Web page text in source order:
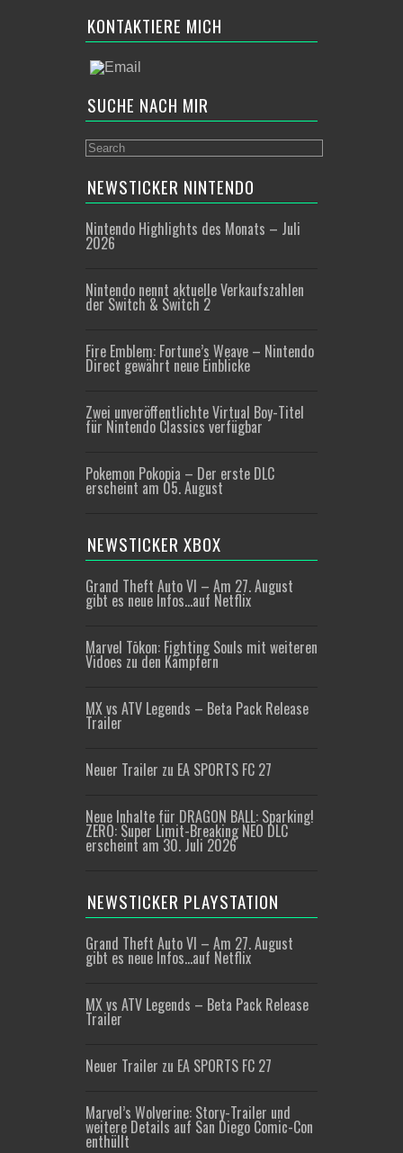
KONTAKTIERE MICH
SUCHE NACH MIR
NEWSTICKER NINTENDO
Nintendo Highlights des Monats – Juli
2026
Nintendo nennt aktuelle Verkaufszahlen
der Switch & Switch 2
Fire Emblem: Fortune’s Weave – Nintendo
Direct gewährt neue Einblicke
Zwei unveröffentlichte Virtual Boy-Titel
für Nintendo Classics verfügbar
Pokemon Pokopia – Der erste DLC
erscheint am 05. August
NEWSTICKER XBOX
Grand Theft Auto VI – Am 27. August
gibt es neue Infos…auf Netflix
Marvel Tōkon: Fighting Souls mit weiteren
Vidoes zu den Kämpfern
MX vs ATV Legends – Beta Pack Release
Trailer
Neuer Trailer zu EA SPORTS FC 27
Neue Inhalte für DRAGON BALL: Sparking!
ZERO: Super Limit-Breaking NEO DLC
erscheint am 30. Juli 2026
NEWSTICKER PLAYSTATION
Grand Theft Auto VI – Am 27. August
gibt es neue Infos…auf Netflix
MX vs ATV Legends – Beta Pack Release
Trailer
Neuer Trailer zu EA SPORTS FC 27
Marvel’s Wolverine: Story-Trailer und
weitere Details auf San Diego Comic-Con
enthüllt